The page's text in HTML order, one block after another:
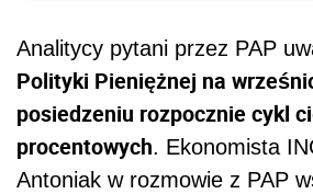
Analitycy pytani przez PAP
Polityki Pieniężnej na
posiedzeniu rozpocznie cykl
procentowych. Ekonomista
Antoniak w rozmowie z PAP